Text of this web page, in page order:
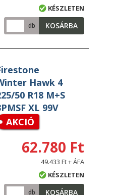
KÉSZLETEN
db KOSÁRBA
Hawk 4
50 R18 M+S
XL 99V
AKCIÓ
62.780 Ft
49.433 Ft + ÁFA
KÉSZLETEN
db KOSÁRBA